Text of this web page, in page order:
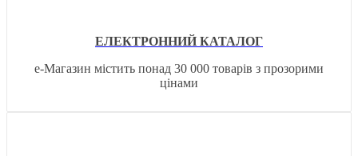
ЕЛЕКТРОННИЙ КАТАЛОГ
е-Магазин містить понад 30 000 товарів з прозорими
цінами